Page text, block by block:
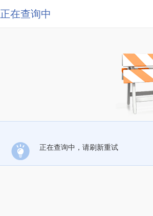
正在查询中
正在查询中，请刷新重试